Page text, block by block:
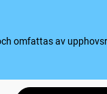
omfattas av